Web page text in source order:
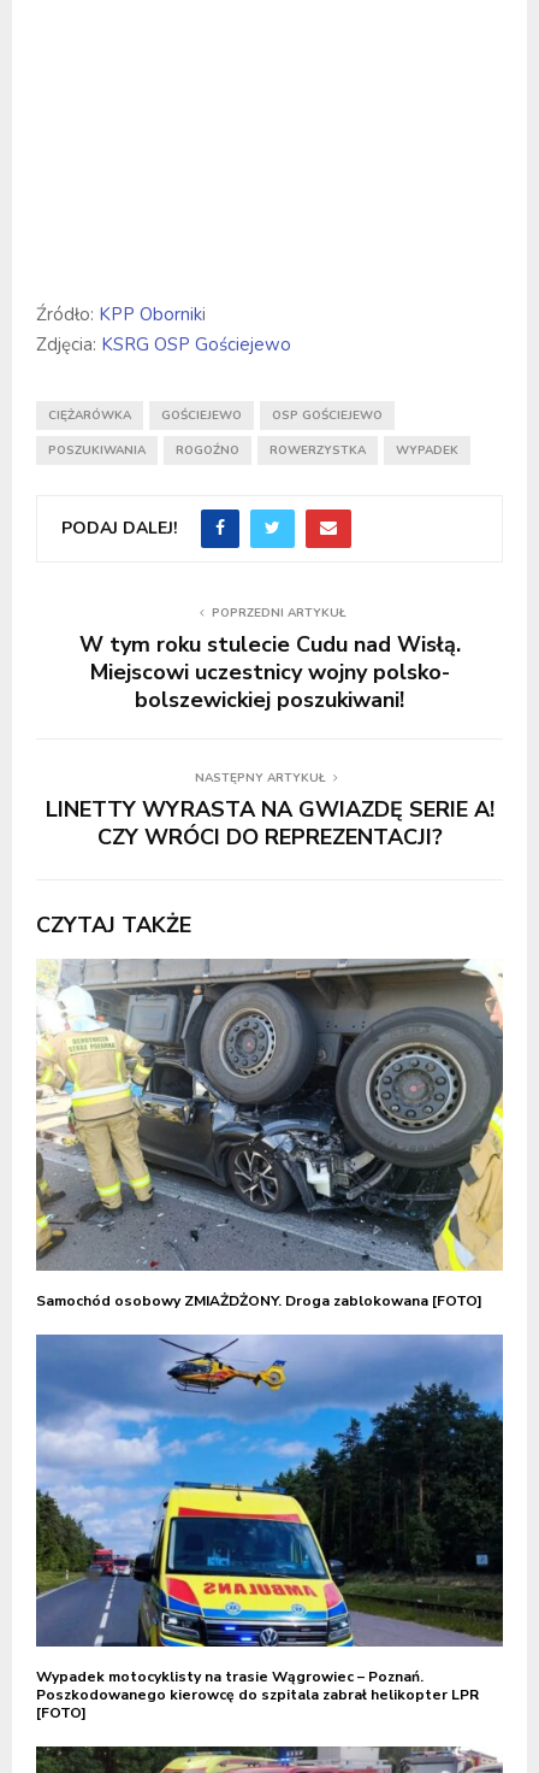
Źródło: KPP Oborniki
Zdjęcia: KSRG OSP Gościejewo
CIĘŻARÓWKA GOŚCIEJEWO OSP GOŚCIEJEWO
POSZUKIWANIA ROGOŹNO ROWERZYSTKA WYPADEK
PODAJ DALEJ!
POPRZEDNI ARTYKUŁ
W tym roku stulecie Cudu nad Wisłą.
Miejscowi uczestnicy wojny polsko-
bolszewickiej poszukiwani!
NASTĘPNY ARTYKUŁ
LINETTY WYRASTA NA GWIAZDĘ SERIE A!
CZY WRÓCI DO REPREZENTACJI?
CZYTAJ TAKŻE
Samochód osobowy ZMIAŻDŻONY. Droga zablokowana [FOTO]
Wypadek motocyklisty na trasie Wągrowiec – Poznań.
Poszkodowanego kierowcę do szpitala zabrał helikopter LPR
[FOTO]